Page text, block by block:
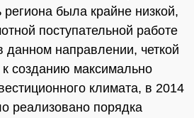
региона была крайне низкой,
поступательной работе
направлении, четкой
созданию максимально
климата, в 2014
реализовано порядка